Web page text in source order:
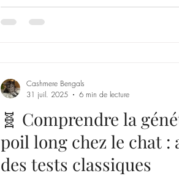
🧬 Comprendre la
poil long chez le chat :
des tests classiques
Cashmere Bengals
31 juil. 2025
6 min de lecture